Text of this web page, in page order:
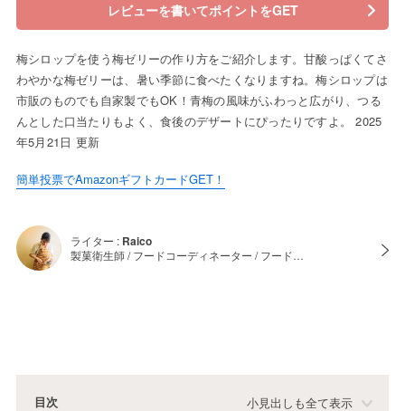
レビューを書いてポイントをGET
梅シロップを使う梅ゼリーの作り方をご紹介します。甘酸っぱくてさ
わやかな梅ゼリーは、暑い季節に食べたくなりますね。梅シロップは
市販のものでも自家製でもOK！青梅の風味がふわっと広がり、つる
んとした口当たりもよく、食後のデザートにぴったりですよ。 2025
年5月21日 更新
簡単投票でAmazonギフトカードGET！
ライター : Raico
製菓衛生師 / フードコーディネーター / フード…
目次 小見出しも全て表示